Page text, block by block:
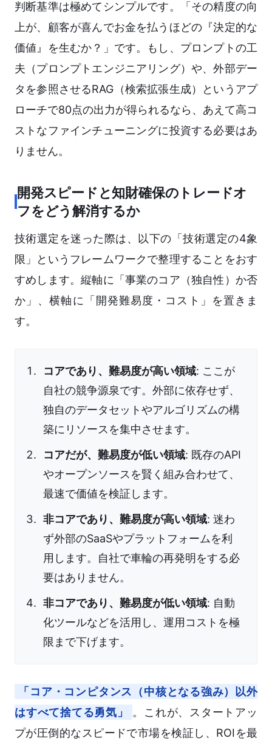
判断基準は極めてシンプルです。「その精度の向
上が、顧客が喜んでお金を払うほどの『決定的な
価値』を生むか？」です。もし、プロンプトの工
夫（プロンプトエンジニアリング）や、外部デー
タを参照させるRAG（検索拡張生成）というアプ
ローチで80点の出力が得られるなら、あえて高コ
ストなファインチューニングに投資する必要はあ
りません。
開発スピードと知財確保のトレードオ
フをどう解消するか
技術選定を迷った際は、以下の「技術選定の4象
限」というフレームワークで整理することをおす
すめします。縦軸に「事業のコア（独自性）か否
か」、横軸に「開発難易度・コスト」を置きま
す。
コアであり、難易度が高い領域: ここが
自社の競争源泉です。外部に依存せず、
独自のデータセットやアルゴリズムの構
築にリソースを集中させます。
コアだが、難易度が低い領域: 既存のAPI
やオープンソースを賢く組み合わせて、
最速で価値を検証します。
非コアであり、難易度が高い領域: 迷わ
ず外部のSaaSやプラットフォームを利
用します。自社で車輪の再発明をする必
要はありません。
非コアであり、難易度が低い領域: 自動
化ツールなどを活用し、運用コストを極
限まで下げます。
「コア・コンピタンス（中核となる強み）以外
はすべて捨てる勇気」
。これが、スタートアッ
プが圧倒的なスピードで市場を検証し、ROIを最